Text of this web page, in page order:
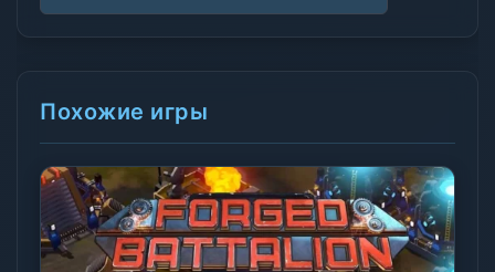
Похожие игры